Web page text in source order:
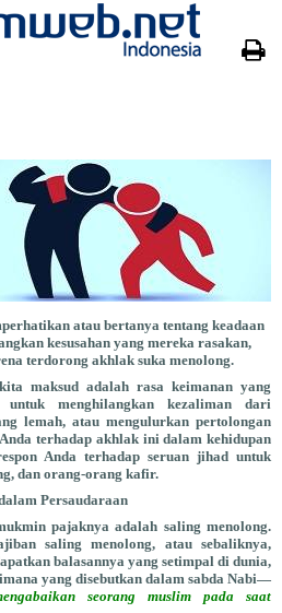
atau bertanya tentang keadaan
kesusahan yang mereka rasakan,
terdorong akhlak suka menolong.
maksud adalah rasa keimanan yang
untuk menghilangkan kezaliman dari
lemah, atau mengulurkan pertolongan
terhadap akhlak ini dalam kehidupan
Anda terhadap seruan jihad untuk
dan orang-orang kafir.
Persaudaraan
pajaknya adalah saling menolong.
saling menolong, atau sebaliknya,
balasannya yang setimpal di dunia,
yang disebutkan dalam sabda Nabi—
seorang muslim pada saat